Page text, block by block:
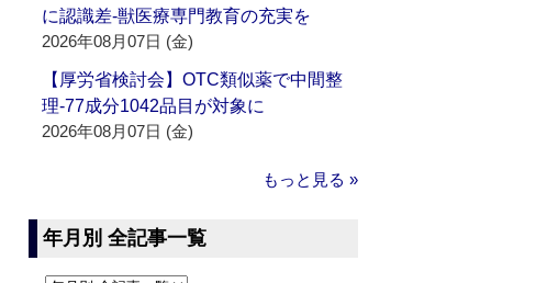
に認識差‐獣医療専門教育の充実を
2026年08月07日 (金)
【厚労省検討会】OTC類似薬で中間整
理‐77成分1042品目が対象に
2026年08月07日 (金)
もっと見る »
年月別 全記事一覧